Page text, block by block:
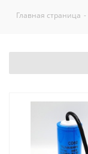
Главная страница -